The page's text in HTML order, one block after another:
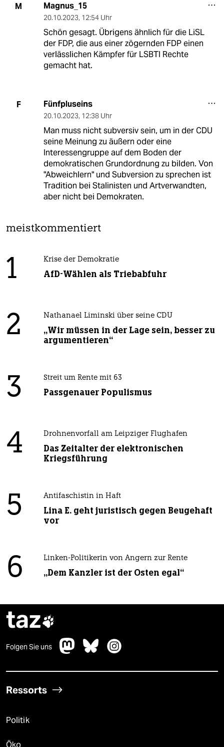
M Magnus_15
20.10.2023, 12:54 Uhr
Schön gesagt. Übrigens ähnlich für die LiSL
der FDP, die aus einer zögernden FDP einen
verlässlichen Kämpfer für LSBTI Rechte
gemacht hat.
F Fünfpluseins
20.10.2023, 12:38 Uhr
Man muss nicht subversiv sein, um in der CDU
seine Meinung zu äußern oder eine
Interessengruppe auf dem Boden der
demokratischen Grundordnung zu bilden. Von
"Abweichlern" und Subversion zu sprechen ist
Tradition bei Stalinisten und Artverwandten,
aber nicht bei Demokraten.
meistkommentiert
1 Krise der Demokratie
AfD-Wählen als Triebabfuhr
2 Nathanael Liminski über seine CDU
„Wir müssen in der Lage sein, besser zu
argumentieren“
3 Streit um Rente mit 63
Passgenauer Populismus
4 Drohnenvorfall am Leipziger Flughafen
Das Zeitalter der elektronischen
Kriegsführung
5 Antifaschistin in Haft
Lina E. geht juristisch gegen Beugehaft
vor
6 Linken-Politikerin von Angern zur Rente
„Dem Kanzler ist der Osten egal“
taz
Folgen Sie uns
Ressorts
Politik
Öko